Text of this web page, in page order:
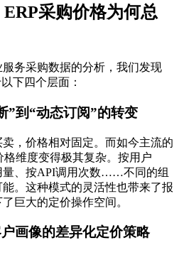
ERP采购价格为何总
务采购数据的分析，我们发现
下四个层面：
”到“动态订阅”的转变
，价格相对固定。而如今主流的
格维度变得极其复杂。按用户
量、按API调用次数……不同的组
。这种模式的灵活性也带来了报
巨大的定价操作空间。
画像的差异化定价策略